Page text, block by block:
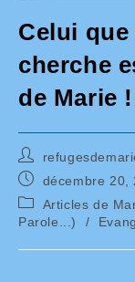
Celui
cherche
de Marie !
Auteur/autrice
de
la
publication :
Publication
publiée :
décembre 20,
Post
category:
Articles de
Parole...)
/